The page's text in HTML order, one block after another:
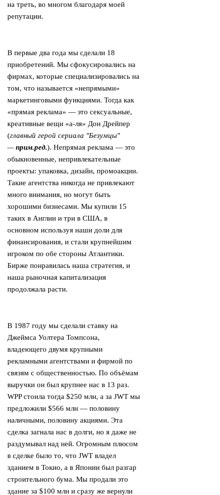
на треть, во многом благодаря моей
репутации.
В первые два года мы сделали 18
приобретений. Мы сфокусировались на
фирмах, которые специализировались на
том, что называется «непрямыми»
маркетинговыми функциями. Тогда как
«прямая реклама» — это сексуальные,
креативные вещи «а-ля» Дон Дрейпер
(главный герой сериала "Безумцы"
—прим.ред.). Непрямая реклама — это
обыкновенные, непривлекательные
проекты: упаковка, дизайн, промоакции.
Такие агентства никогда не привлекают
много внимания, но могут быть
хорошими бизнесами. Мы купили 15
таких в Англии и три в США, в
основном используя наши доли для
финансирования, и стали крупнейшим
игроком по обе стороны Атлантики.
Бирже понравилась наша стратегия, и
наша рыночная капитализация
продолжала расти.
В 1987 году мы сделали ставку на
Джеймса Уолтера Томпсона,
владеющего двумя крупными
рекламными агентствами и фирмой по
связям с общественностью. По объёмам
выручки он был крупнее нас в 13 раз.
WPP стоила тогда $250 млн, а за JWT мы
предложили $566 млн — половину
наличными, половину акциями. Эта
сделка загнала нас в долги, но я даже не
раздумывал над ней. Огромным плюсом
в сделке было то, что JWT владел
зданием в Токио, а в Японии был разгар
строительного бума. Мы продали это
здание за $100 млн и сразу же вернули